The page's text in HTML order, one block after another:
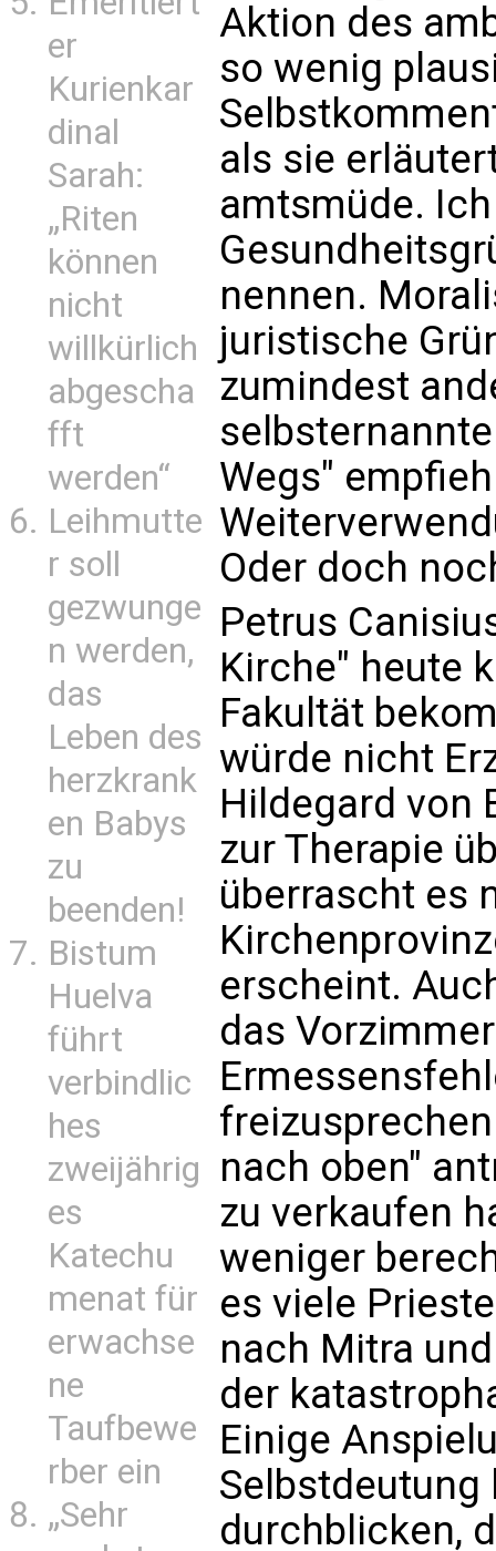
er
Kurienkar
dinal
Sarah:
„Riten
können
nicht
willkürlich
abgescha
fft
werden“
Leihmutte
r soll
gezwunge
n werden,
das
Leben des
herzkrank
en Babys
zu
beenden!
Bistum
Huelva
führt
verbindlic
hes
zweijährig
es
Katechu
menat für
erwachse
ne
Taufbewe
rber ein
„Sehr
Aktion des
so wenig
als sie
amtsmüde.
nennen.
juristische
zumindest
Wegs"
Oder doch
Petrus
Kirche" heute
Fakultät
würde nicht
Hildegard von
zur Therapie
überrascht es
erscheint.
das
nach oben"
zu verkaufen
weniger
es viele
nach Mitra
der
Einige
durchblicken,